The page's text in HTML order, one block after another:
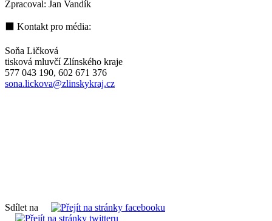
Zpracoval: Jan Vandík
⬛ Kontakt pro média:
Soňa Ličková
tisková mluvčí Zlínského kraje
577 043 190, 602 671 376
sona.lickova@zlinskykraj.cz
Sdílet na